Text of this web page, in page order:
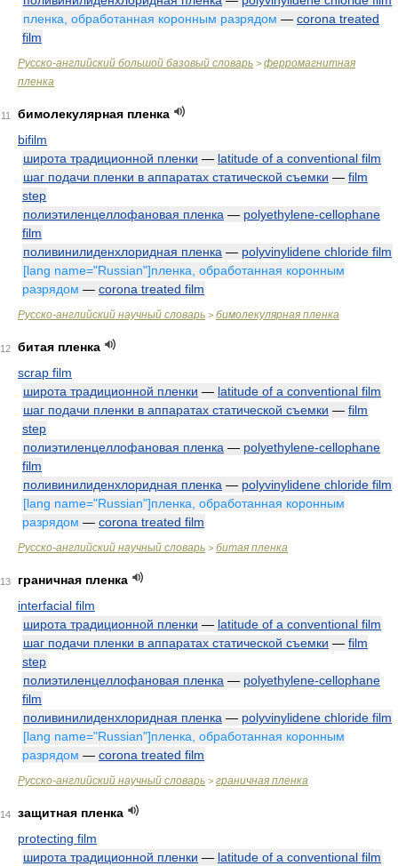
пленка, обработанная коронным разрядом — corona treated
film
Русско-английский большой базовый словарь > ферромагнитная
пленка
11
бимолекулярная пленка
bifilm
широта традиционной пленки — latitude of a conventional film
шаг подачи пленки в аппаратах статической съемки — film
step
полиэтиленцеллофановая пленка — polyethylene-cellophane
film
поливинилиденхлоридная пленка — polyvinylidene chloride film
[lang name="Russian"]пленка, обработанная коронным
разрядом — corona treated film
Русско-английский научный словарь > бимолекулярная пленка
12
битая пленка
scrap film
широта традиционной пленки — latitude of a conventional film
шаг подачи пленки в аппаратах статической съемки — film
step
полиэтиленцеллофановая пленка — polyethylene-cellophane
film
поливинилиденхлоридная пленка — polyvinylidene chloride film
[lang name="Russian"]пленка, обработанная коронным
разрядом — corona treated film
Русско-английский научный словарь > битая пленка
13
граничная пленка
interfacial film
широта традиционной пленки — latitude of a conventional film
шаг подачи пленки в аппаратах статической съемки — film
step
полиэтиленцеллофановая пленка — polyethylene-cellophane
film
поливинилиденхлоридная пленка — polyvinylidene chloride film
[lang name="Russian"]пленка, обработанная коронным
разрядом — corona treated film
Русско-английский научный словарь > граничная пленка
14
защитная пленка
protecting film
широта традиционной пленки — latitude of a conventional film